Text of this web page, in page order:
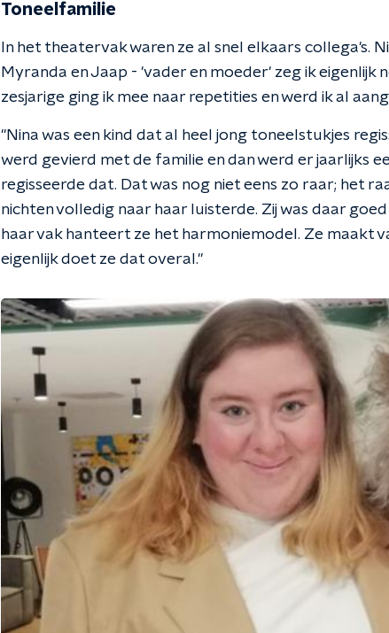
Toneelfamilie
In het theatervak waren ze al snel elkaars collega's.
Myranda en Jaap - 'vader en moeder' zeg ik eigenlijk
zesjarige ging ik mee naar repetities en werd ik al
"Nina was een kind dat al heel jong toneelstukjes
werd gevierd met de familie en dan werd er jaarlijks
regisseerde dat. Dat was nog niet eens zo raar; het
nichten volledig naar haar luisterde. Zij was daar
haar vak hanteert ze het harmoniemodel. Ze maakt
eigenlijk doet ze dat overal."